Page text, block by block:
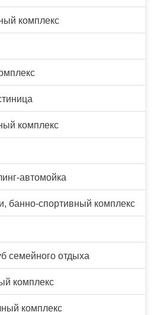
комплекс
комплекс
автомойка
банно-спортивный комплекс
семейного отдыха
комплекс
комплекс